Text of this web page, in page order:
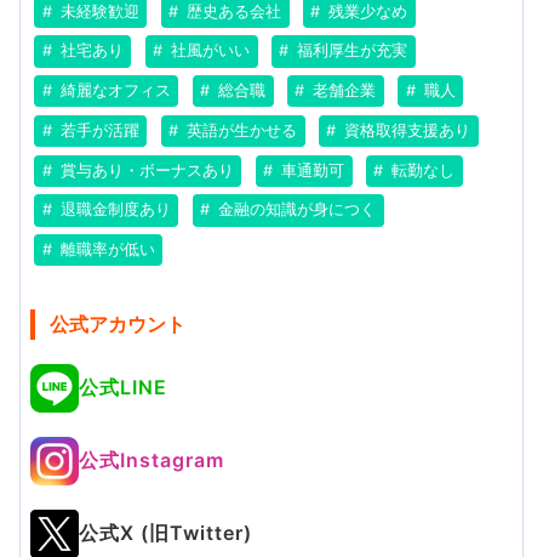
未経験歓迎 歴史ある会社 残業少なめ
社宅あり 社風がいい 福利厚生が充実
綺麗なオフィス 総合職 老舗企業 職人
若手が活躍 英語が生かせる 資格取得支援あり
賞与あり・ボーナスあり 車通勤可 転勤なし
退職金制度あり 金融の知識が身につく
離職率が低い
公式アカウント
公式LINE
公式Instagram
公式X (旧Twitter)